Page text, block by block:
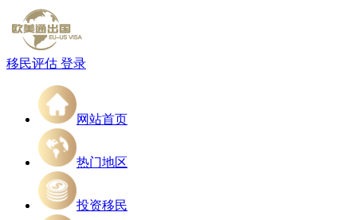
移民评估 登录
网站首页
热门地区
投资移民